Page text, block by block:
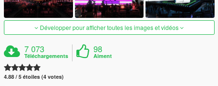
Développer pour afficher toutes les images et vidéos
7 073
Téléchargements
98
Aiment
4.88 / 5 étoiles (4 votes)